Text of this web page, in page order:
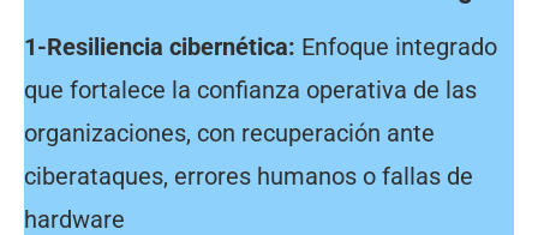
1-Resiliencia cibernética: Enfoque integrado
que fortalece la confianza operativa de las
organizaciones, con recuperación ante
ciberataques, errores humanos o fallas de
hardware